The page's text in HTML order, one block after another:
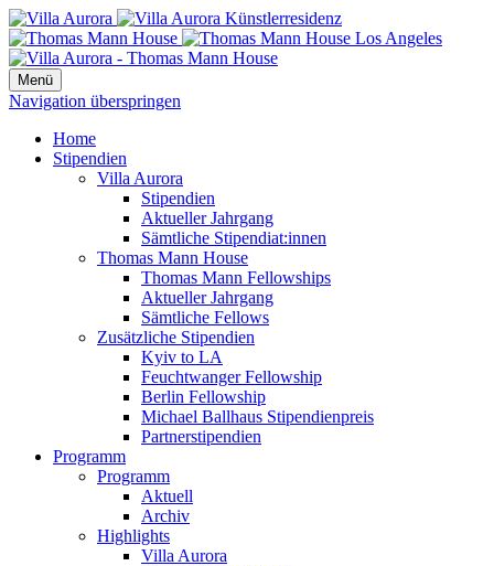
Menü
Navigation überspringen
Home
Stipendien
Villa Aurora
Stipendien
Aktueller Jahrgang
Sämtliche Stipendiat:innen
Thomas Mann House
Thomas Mann Fellowships
Aktueller Jahrgang
Sämtliche Fellows
Zusätzliche Stipendien
Kyiv to LA
Feuchtwanger Fellowship
Berlin Fellowship
Michael Ballhaus Stipendienpreis
Partnerstipendien
Programm
Programm
Aktuell
Archiv
Highlights
Villa Aurora